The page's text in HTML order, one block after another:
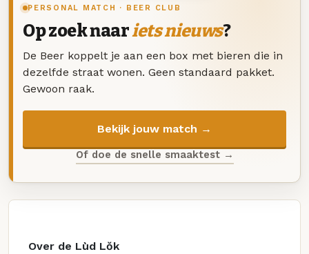
PERSONAL MATCH · BEER CLUB
Op zoek naariets nieuws?
De Beer koppelt je aan een box met bieren die in
dezelfde straat wonen. Geen standaard pakket.
Gewoon raak.
Bekijk jouw match →
Of doe de snelle smaaktest →
Over de Lùd Lŏk